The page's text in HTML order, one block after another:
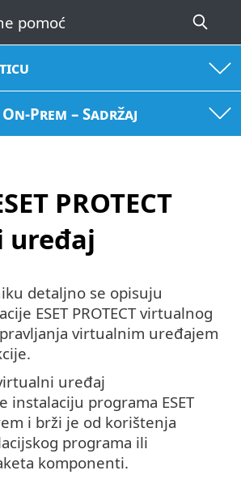
On-Prem – Sadržaj
PROTECT
detaljno se opisuju
ESET PROTECT virtualnog
virtualnim uređajem
virtualni uređaj
instalaciju programa ESET
i brži je od korištenja
programa ili
komponenti.